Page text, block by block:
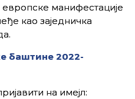
манифестације
као заједничка
баштине 2022-
на имејл: